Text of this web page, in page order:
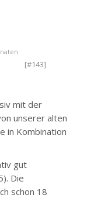
[#143]
mit der
unserer alten
in Kombination
gut
Die
schon 18